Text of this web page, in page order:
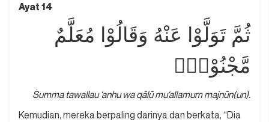
Ayat 14
ثُمَّ تَوَلَّوْا عَنْهُ وَقَالُوْا مُعَلَّمٌ
مَّجْنُوْنٌۘ
Ṡumma tawallau ‘anhu wa qālū mu‘allamum majnūn(un).
Kemudian, mereka berpaling darinya dan berkata, “Dia